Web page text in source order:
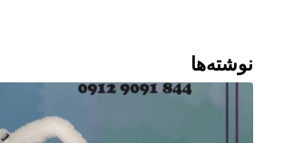
نوشته‌ها